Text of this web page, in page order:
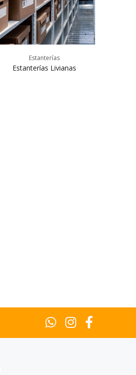
Estanterías
Estanterías Livianas